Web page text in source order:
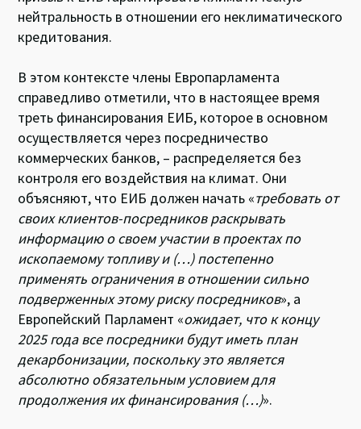
нейтральность в отношении его неклиматического
кредитования.
В этом контексте члены Европарламента
справедливо отметили, что в настоящее время
треть финансирования ЕИБ, которое в основном
осуществляется через посредничество
коммерческих банков, – распределяется без
контроля его воздействия на климат. Они
объясняют, что ЕИБ должен начать «требовать от
своих клиентов-посредников раскрывать
информацию о своем участии в проектах по
ископаемому топливу и (…) постепенно
применять ограничения в отношении сильно
подверженных этому риску посредников», а
Европейский Парламент «ожидает, что к концу
2025 года все посредники будут иметь план
декарбонизации, поскольку это является
абсолютно обязательным условием для
продолжения их финансирования (…)».